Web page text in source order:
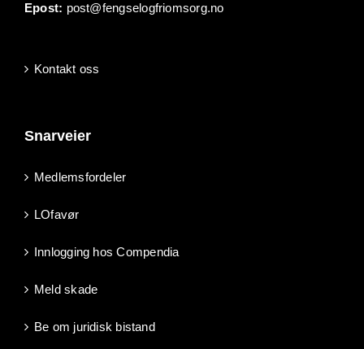
Epost: post@fengselogfriomsorg.no
Kontakt oss
Snarveier
Medlemsfordeler
LOfavør
Innlogging hos Compendia
Meld skade
Be om juridisk bistand